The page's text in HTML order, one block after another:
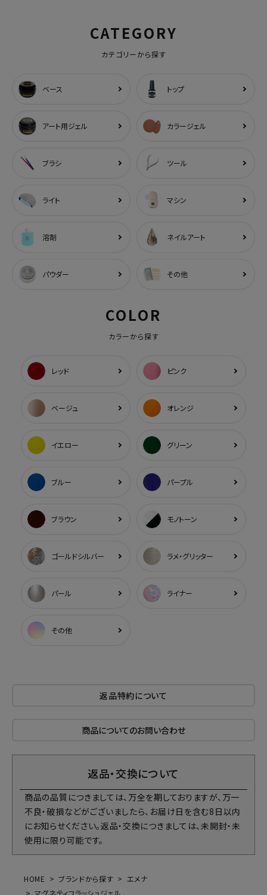
CATEGORY
カテゴリーから探す
ベース トップ
アート用ジェル カラージェル
ブラシ ツール
ライト マシン
溶剤 ネイルアート
パウダー その他
COLOR
カラーから探す
レッド ピンク
ベージュ オレンジ
イエロー グリーン
ブルー パープル
ブラウン モノトーン
ゴールドシルバー ラメ・グリッター
パール ライナー
その他
返品特約について
商品についてのお問い合わせ
返品・交換について
商品の品質につきましては、万全を期しておりますが、万一
不良・破損などがございましたら、お届け日を含む8日以内
にお知らせください。返品・交換につきましては、未開封・未
使用に限り可能です。
HOME ブランドから探す
エメナ
マグネティフラッシュジェル